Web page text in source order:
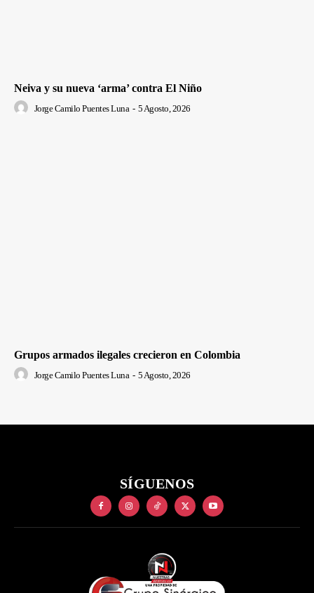
Neiva y su nueva ‘arma’ contra El Niño
Jorge Camilo Puentes Luna - 5 Agosto, 2026
Grupos armados ilegales crecieron en Colombia
Jorge Camilo Puentes Luna - 5 Agosto, 2026
SÍGUENOS